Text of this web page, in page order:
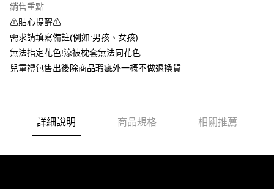
離島宅配
每筆NT$100，滿NT$499(含以上)免運費
銷售重點
⚠貼心提醒⚠
需求請填寫備註(例如:男孩、女孩)
無法指定花色!涼被枕套無法同花色
兒童禮包售出後除商品瑕疵外一概不做退換貨
詳細說明 商品規格 相關推薦